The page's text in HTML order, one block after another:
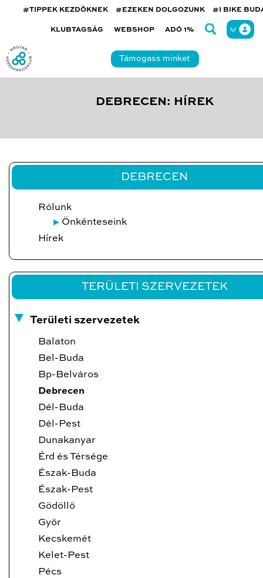
#TIPPEK KEZDŐKNEK #EZEKEN DOLGOZUNK #I BIKE
KLUBTAGSÁG WEBSHOP ADÓ 1%
Támogass minket
DEBRECEN: HÍREK
DEBRECEN
Rólunk
Önkénteseink
Hírek
TERÜLETI SZERVEZETEK
Területi szervezetek
Balaton
Bel-Buda
Bp-Belváros
Debrecen
Dél-Buda
Dél-Pest
Dunakanyar
Érd és Térsége
Észak-Buda
Észak-Pest
Gödöllő
Győr
Kecskemét
Kelet-Pest
Pécs